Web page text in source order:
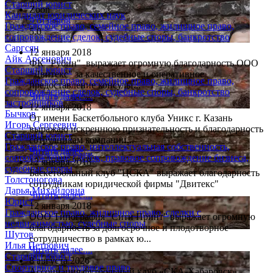
Старший юрист
Кандидат юридических наук
Гражданское право, семейное право, жилищное право,
сопровождение сделок, судебные споры, банкротство
Саргсян
Айк Арсенович
Старший юрист
Гражданское право, семейное право, жилищное право,
сопровождение сделок, судебные споры, банкротство
застройщиков
Бычков
Игорь Сергеевич
Старший юрист
Гражданское право, интеллектуальная собственность,
сопровождение сделок, правовое сопровождение бизнеса,
судебные споры
Толстоногова
Дарья Михайловна
Юрист
Гражданское право, жилищное право, сделки с
недвижимостью, судебные споры
Шутов
Илья Петрович
Старший юрист
Спортивное и трудовое право
Zoon
9 отзывов
5.0
12 января 2018
ФК "Рубин" выражает огромную благодарность ООО
"Двитекс" за качественное и оперативное
предоставление консульт...
Читать далее....
12 января 2018
От имени Баскетбольного клуба Уникс г. Казань
выражаю искреннюю признательность и благодарность
сотрудникам компании...
Читать далее....
12 января 2018
Баскетбольный клуб "ЦСКА" выражает благодарность
сотрудникам юридической фирмы "Двитекс"
Читать далее....
12 января 2018
ООО Типография "Сити Принт" выражает огромную
благодарность за долгосрочное и плодотворное
сотрудничество в рамках ю...
Читать далее....
8 августа 2026